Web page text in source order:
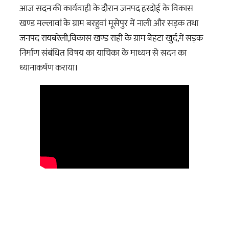
आज सदन की कार्यवाही के दौरान जनपद हरदोई के विकास
खण्ड मल्लावां के ग्राम बरहुवां मूसेपुर में नाली और सड़क तथा
जनपद रायबरेली,विकास खण्ड राही के ग्राम बेहटा खुर्द,में सड़क
निर्माण संबंधित विषय का याचिका के माध्यम से सदन का
ध्यानाकर्षण कराया।